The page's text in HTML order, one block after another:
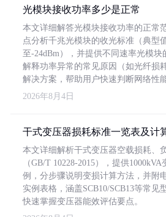
光模块接收功率多少是正常
本文详细解答光模块接收功率的正常
点分析千兆光模块的收光标准（典型
至-24dBm），并提供不同速率光模
解释功率异常的常见原因（如光纤损
解决方案，帮助用户快速判断网络性
2026年8月4日
干式变压器损耗标准一览表及计
本文详细解析干式变压器空载损耗、
（GB/T 10228-2015），提供
例，分步骤说明变损计算方法，并附
实例表格，涵盖SCB10/SCB13等常见
快速掌握变压器能效评估要点。